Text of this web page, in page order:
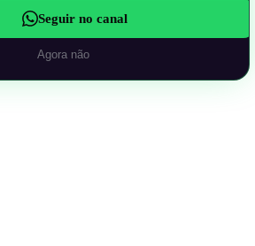
Seguir no canal
Agora não